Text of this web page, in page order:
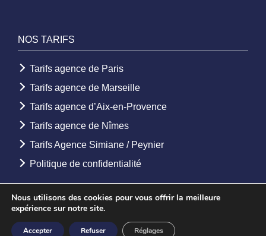
NOS TARIFS
Tarifs agence de Paris
Tarifs agence de Marseille
Tarifs agence d’Aix-en-Provence
Tarifs agence de Nîmes
Tarifs Agence Simiane / Peynier
Politique de confidentialité
Création Agence webYoudemus
Nous utilisons des cookies pour vous offrir la meilleure
expérience sur notre site.
Accepter Refuser Réglages